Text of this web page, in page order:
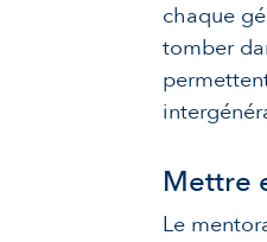
chaque
tomber
Mettre
Le